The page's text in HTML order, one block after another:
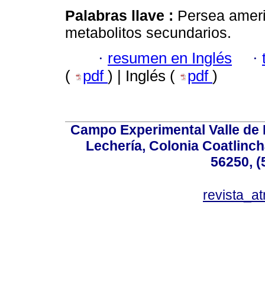
Palabras llave : Persea
metabolitos secundarios.
· resumen en Inglés ·
(
pdf ) | Inglés ( pdf )
Campo Experimental Valle
Lechería, Colonia
56250,